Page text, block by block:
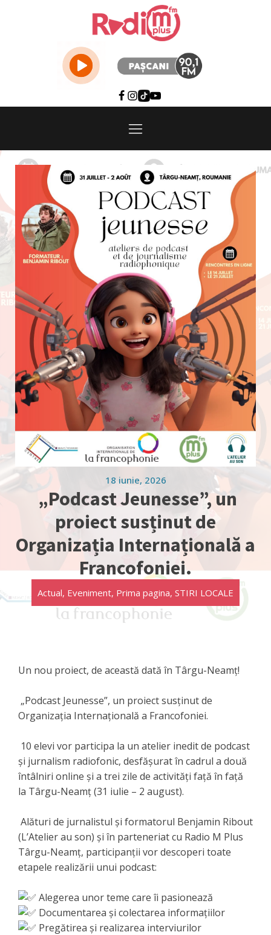
18 iunie, 2026
„Podcast Jeunesse”, un
proiect susținut de
Organizația Internațională a
Francofoniei.
Actual, Eveniment, Prima pagina, STIRI LOCALE
Un nou proiect, de această dată în Târgu-Neamț!
„Podcast Jeunesse”, un proiect susținut de
Organizația Internațională a Francofoniei.
10 elevi vor participa la un atelier inedit de podcast
și jurnalism radiofonic, desfășurat în cadrul a două
întâlniri online și a trei zile de activități față în față
la Târgu-Neamț (31 iulie – 2 august).
Alături de jurnalistul și formatorul Benjamin Ribout
(L’Atelier au son) și în parteneriat cu Radio M Plus
Târgu-Neamț, participanții vor descoperi toate
etapele realizării unui podcast:
Alegerea unor teme care îi pasionează
Documentarea și colectarea informațiilor
Pregătirea și realizarea interviurilor